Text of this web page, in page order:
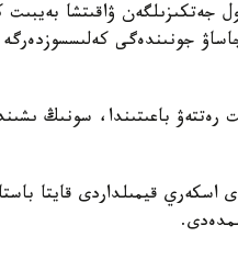
ۋاقىتشا بەيبىت
رەتتەۋ باعىتىندا، سونىڭ
قيمىلداردى قايتا